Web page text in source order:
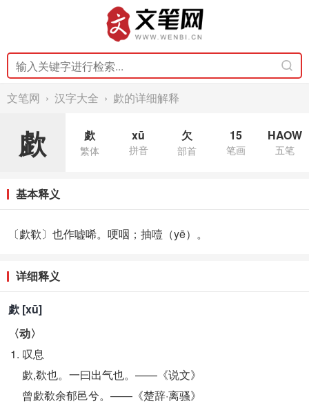
文笔网 › 汉字大全 › 歔的详细解释
歔 歔
繁体
xū
拼音
欠
部首
15
笔画
HAOW
五笔
基本释义
〔歔欷〕也作嘘唏。哽咽；抽噎（yē）。
详细释义
歔 [xū]
〈动〉
叹息
歔,欷也。一曰出气也。——《说文》
曾歔欷余郁邑兮。——《楚辞·离骚》